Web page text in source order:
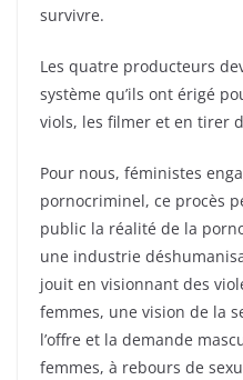
survivre.
Les quatre producteurs
système qu’ils ont érigé
viols, les filmer et en tirer
Pour nous, féministes
pornocriminel, ce procès
public la réalité de la
une industrie
jouit en visionnant des
femmes, une vision de la
l’offre et la demande
femmes, à rebours de